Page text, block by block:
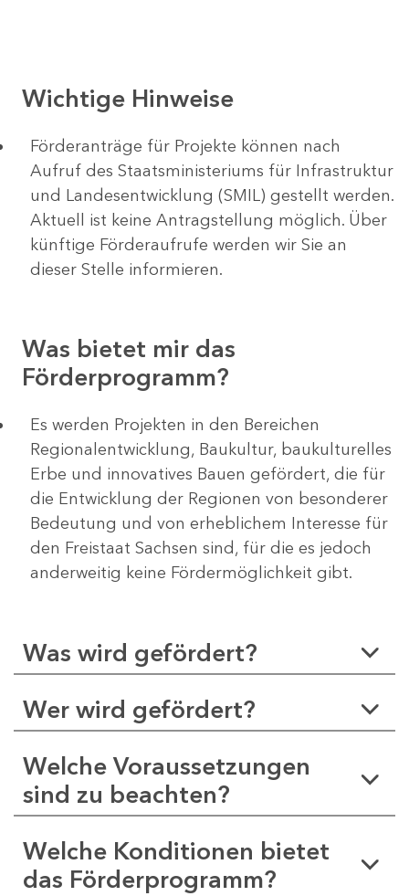
Wichtige Hinweise
Förderanträge für Projekte können nach
Aufruf des Staatsministeriums für Infrastruktur
und Landesentwicklung (SMIL) gestellt werden.
Aktuell ist keine Antragstellung möglich. Über
künftige Förderaufrufe werden wir Sie an
dieser Stelle informieren.
Was bietet mir das
Förderprogramm?
Es werden Projekten in den Bereichen
Regionalentwicklung, Baukultur, baukulturelles
Erbe und innovatives Bauen gefördert, die für
die Entwicklung der Regionen von besonderer
Bedeutung und von erheblichem Interesse für
den Freistaat Sachsen sind, für die es jedoch
anderweitig keine Fördermöglichkeit gibt.
Was wird gefördert?
Wer wird gefördert?
Welche Voraussetzungen
sind zu beachten?
Welche Konditionen bietet
das Förderprogramm?